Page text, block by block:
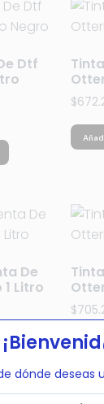
dónde deseas
Dtf
$
De
Litro
$